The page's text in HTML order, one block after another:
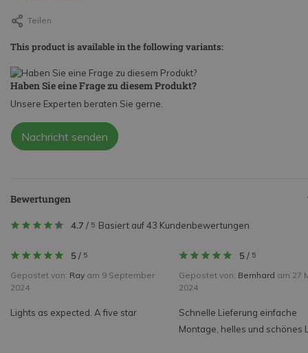
Teilen
This product is available in the following variants:
Haben Sie eine Frage zu diesem Produkt?
Unsere Experten beraten Sie gerne.
Nachricht senden
Bewertungen
4.7 / 5 Basiert auf 43 Kundenbewertungen
5/ 5
Gepostet von: Ray am 9 September
2024
Lights as expected. A five star
5/ 5
Gepostet von: Bernhard am 27
2024
Schnelle Lieferung einfache
Montage, helles und schönes